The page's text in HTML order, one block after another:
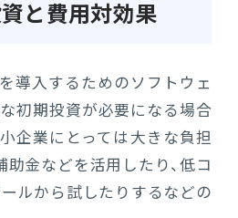
と費用対効果
導入するためのソフトウェ
初期投資が必要になる場合
企業にとっては大きな負担
助金などを活用したり、低コ
ルから試したりするなどの